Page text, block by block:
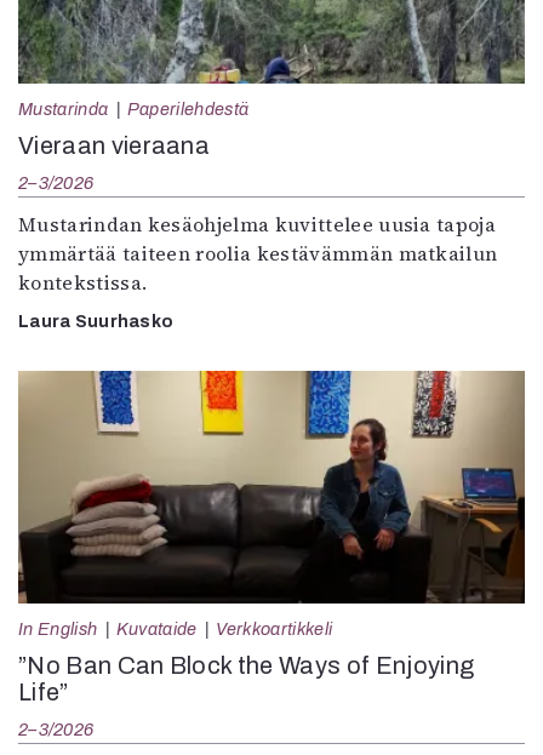
Mustarinda Paperilehdestä
Vieraan vieraana
2–3/2026
Mustarindan kesäohjelma kuvittelee uusia tapoja
ymmärtää taiteen roolia kestävämmän matkailun
kontekstissa.
Laura Suurhasko
In English Kuvataide Verkkoartikkeli
”No Ban Can Block the Ways of Enjoying
Life”
2–3/2026